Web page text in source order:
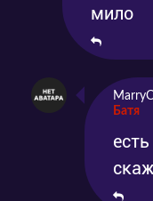
мило
Батя